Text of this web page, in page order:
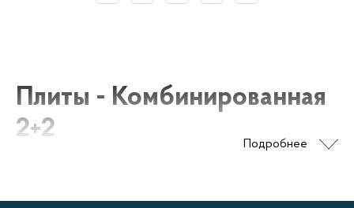
Подробнее
Плиты - Комбинированная
2+2
универсальные кухонные приборы, сочетающие в